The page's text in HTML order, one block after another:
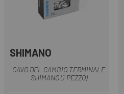
SHIMANO
CAVO DEL CAMBIO TERMINALE
SHIMANO (1 PEZZO)